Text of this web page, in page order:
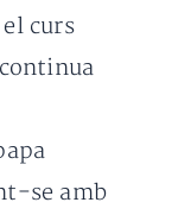
curs
se amb